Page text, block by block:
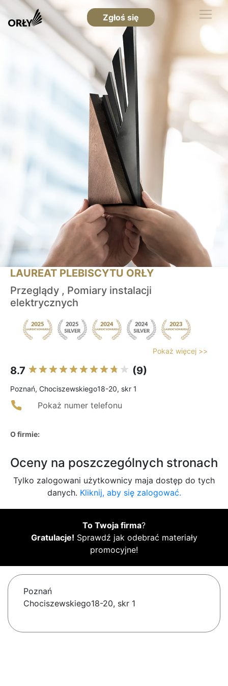
Zgłoś się
LAUREAT PLEBISCYTU ORŁY
Przeglądy , Pomiary instalacji
elektrycznych
Pokaż więcej >>
8.7 (9)
Poznań, Chociszewskiego18-20, skr 1
Pokaż numer telefonu
O firmie:
Oceny na poszczególnych stronach
Tylko zalogowani użytkownicy maja dostęp do tych
danych. Kliknij, aby się zalogować.
To Twoja firma?
Gratulacje! Sprawdź jak odebrać materiały
promocyjne!
Poznań
Chociszewskiego18-20, skr 1